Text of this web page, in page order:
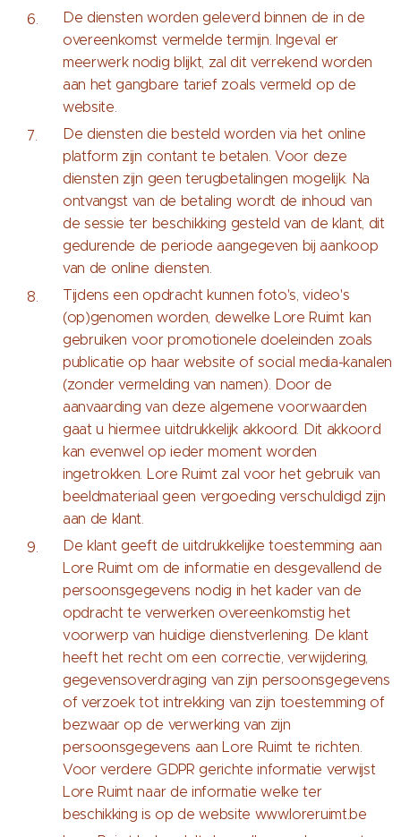
De diensten worden geleverd binnen de in de
overeenkomst vermelde termijn. Ingeval er
meerwerk nodig blijkt, zal dit verrekend worden
aan het gangbare tarief zoals vermeld op de
website.
De diensten die besteld worden via het online
platform zijn contant te betalen. Voor deze
diensten zijn geen terugbetalingen mogelijk. Na
ontvangst van de betaling wordt de inhoud van
de sessie ter beschikking gesteld van de klant, dit
gedurende de periode aangegeven bij aankoop
van de online diensten.
Tijdens een opdracht kunnen foto's, video's
(op)genomen worden, dewelke Lore Ruimt kan
gebruiken voor promotionele doeleinden zoals
publicatie op haar website of social media-kanalen
(zonder vermelding van namen). Door de
aanvaarding van deze algemene voorwaarden
gaat u hiermee uitdrukkelijk akkoord. Dit akkoord
kan evenwel op ieder moment worden
ingetrokken. Lore Ruimt zal voor het gebruik van
beeldmateriaal geen vergoeding verschuldigd zijn
aan de klant.
De klant geeft de uitdrukkelijke toestemming aan
Lore Ruimt om de informatie en desgevallend de
persoonsgegevens nodig in het kader van de
opdracht te verwerken overeenkomstig het
voorwerp van huidige dienstverlening. De klant
heeft het recht om een correctie, verwijdering,
gegevensoverdraging van zijn persoonsgegevens
of verzoek tot intrekking van zijn toestemming of
bezwaar op de verwerking van zijn
persoonsgegevens aan Lore Ruimt te richten.
Voor verdere GDPR gerichte informatie verwijst
Lore Ruimt naar de informatie welke ter
beschikking is op de website www.loreruimt.be